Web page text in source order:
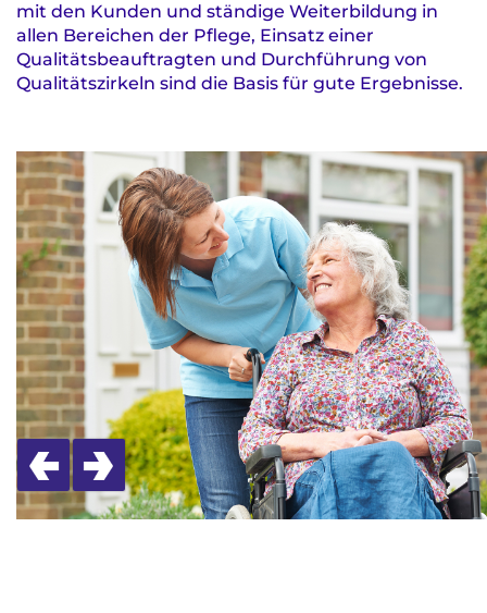
mit den Kunden und ständige Weiterbildung in
allen Bereichen der Pflege, Einsatz einer
Qualitätsbeauftragten und Durchführung von
Qualitätszirkeln sind die Basis für gute Ergebnisse.